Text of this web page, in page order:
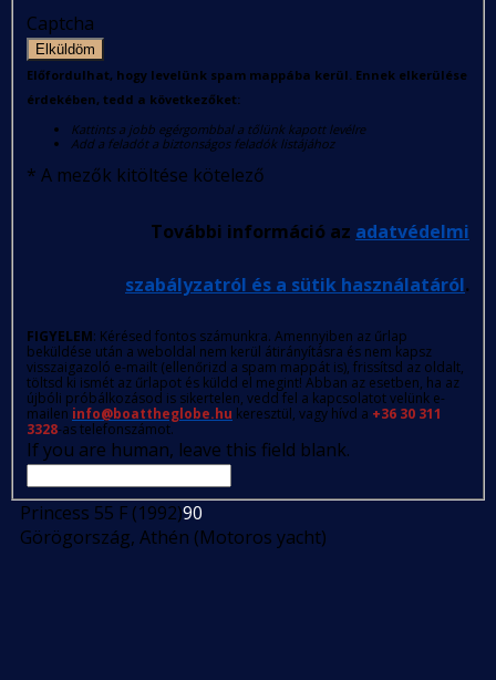
Captcha
Elküldöm
Előfordulhat, hogy levelünk spam mappába kerül. Ennek elkerülése
érdekében, tedd a következőket:
Kattints a jobb egérgombbal a tőlünk kapott levélre
Add a feladót a biztonságos feladók listájához
* A mezők kitöltése kötelező
További információ az adatvédelmi
szabályzatról és a sütik használatáról.
FIGYELEM: Kérésed fontos számunkra. Amennyiben az űrlap
beküldése után a weboldal nem kerül átirányításra és nem kapsz
visszaigazoló e-mailt (ellenőrizd a spam mappát is), frissítsd az oldalt,
töltsd ki ismét az űrlapot és küldd el megint! Abban az esetben, ha az
újbóli próbálkozásod is sikertelen, vedd fel a kapcsolatot velünk e-
mailen info@boattheglobe.hu keresztül, vagy hívd a +36 30 311
3328-as telefonszámot.
If you are human, leave this field blank.
Princess 55 F (1992)90
Görögország, Athén (Motoros yacht)